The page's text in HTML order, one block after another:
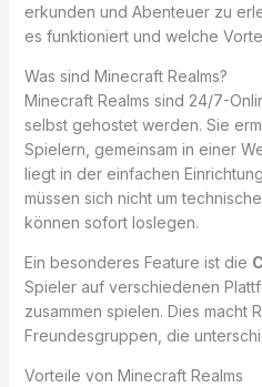
erkunden und Abenteuer zu
es funktioniert und welche
Was sind Minecraft Realms?
Minecraft Realms sind 24/7-
selbst gehostet werden. Sie
Spielern, gemeinsam in einer
liegt in der einfachen
müssen sich nicht um
können sofort loslegen.
Ein besonderes Feature ist die
Spieler auf verschiedenen
zusammen spielen. Dies macht
Freundesgruppen, die
Vorteile von Minecraft Realms